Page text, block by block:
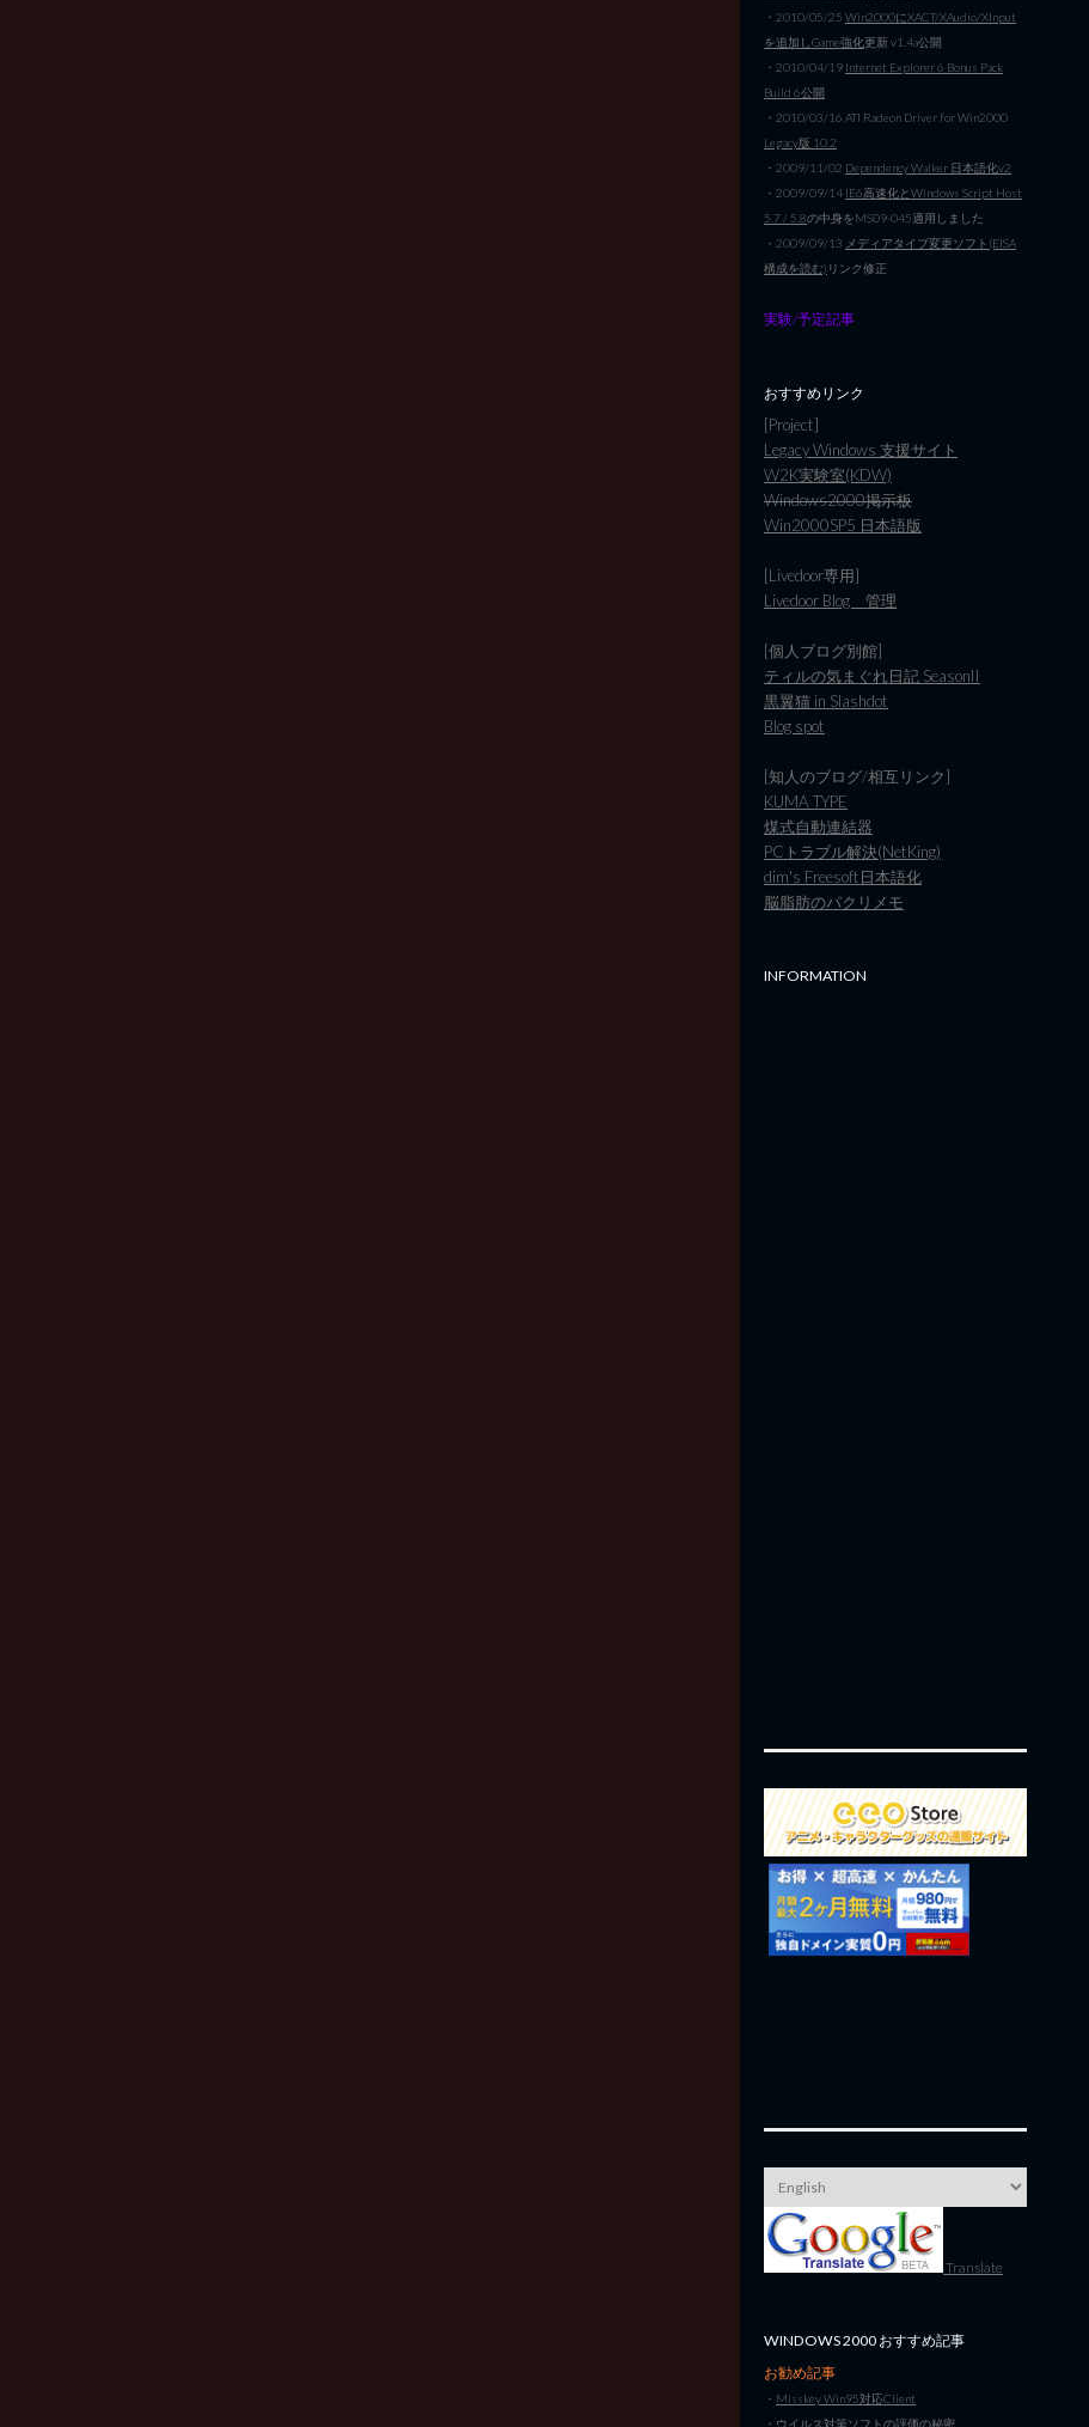
・2010/05/25 Win2000にXACT/XAudio/XInput
を追加しGame強化更新 v1.4a公開
・2010/04/19 Internet Explorer 6 Bonus Pack
Build 6公開
・2010/03/16 ATI Radeon Driver for Win2000
Legacy版 10.2
・2009/11/02 Dependency Walker 日本語化v2
・2009/09/14 IE6高速化とWindows Script Host
5.7 / 5.8の中身をMS09-045適用しました
・2009/09/13 メディアタイプ変更ソフト(EISA
構成を読む) リンク修正
実験/予定記事
おすすめリンク
[Project]
Legacy Windows 支援サイト
W2K実験室(KDW)
Windows2000掲示板
Win2000SP5 日本語版
[Livedoor専用]
Livedoor Blog 管理
[個人ブログ別館]
ティルの気まぐれ日記 SeasonII
黒翼猫 in Slashdot
Blog spot
[知人のブログ/相互リンク]
KUMA TYPE
煤式自動連結器
PCトラブル解決(NetKing)
dim's Freesoft日本語化
脳脂肪のパクリメモ
INFORMATION
Translate
WINDOWS 2000 おすすめ記事
お勧め記事
・ Misskey Win95対応Client
・ ウイルス対策ソフトの評価の秘密